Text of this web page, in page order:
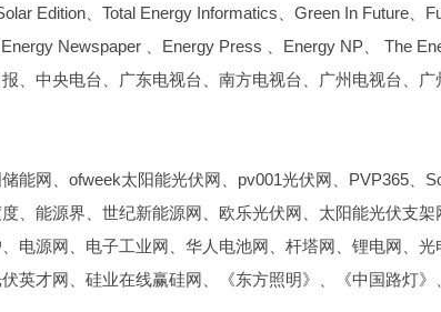
Edition、Total Energy Informatics、Green In Future、
Newspaper 、Energy Press 、Energy NP、 The
、中央电台、广东电视台、南方电视台、广州电视台、
能网、ofweek太阳能光伏网、pv001光伏网、PVP365、
、能源界、世纪新能源网、欧乐光伏网、太阳能光伏支
电源网、电子工业网、华人电池网、杆塔网、锂电网、
英才网、硅业在线赢硅网、《东方照明》、《中国路灯》